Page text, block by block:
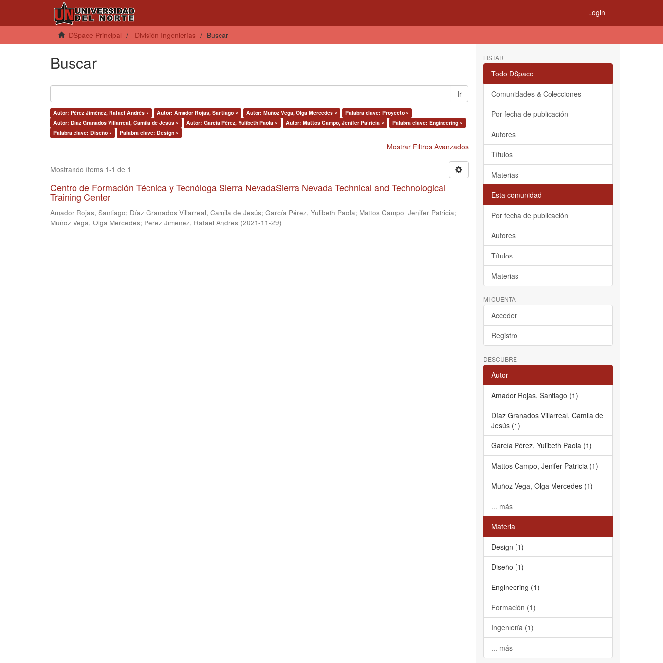
Login
DSpace Principal División Ingenierías Buscar
Buscar
Ir
Autor: Pérez Jiménez, Rafael Andrés × Autor: Amador Rojas, Santiago × Autor: Muñoz Vega, Olga Mercedes ×
Palabra clave: Proyecto ×
Autor: Díaz Granados Villarreal, Camila de Jesús ×
Autor: García Pérez, Yulibeth Paola × Autor: Mattos Campo, Jenifer Patricia ×
Palabra clave: Engineering ×
Palabra clave: Diseño ×
Palabra clave: Design ×
Mostrar Filtros Avanzados
Mostrando ítems 1-1 de 1
Centro de Formación Técnica y Tecnóloga Sierra NevadaSierra Nevada Technical and Technological
Training Center
Amador Rojas, Santiago; Díaz Granados Villarreal, Camila de Jesús; García Pérez, Yulibeth Paola; Mattos Campo, Jenifer Patricia;
Muñoz Vega, Olga Mercedes; Pérez Jiménez, Rafael Andrés (2021-11-29)
LISTAR
Todo DSpace
Comunidades & Colecciones
Por fecha de publicación
Autores
Títulos
Materias
Esta comunidad
Por fecha de publicación
Autores
Títulos
Materias
MI CUENTA
Acceder
Registro
DESCUBRE
Autor
Amador Rojas, Santiago (1)
Díaz Granados Villarreal, Camila de
Jesús (1)
García Pérez, Yulibeth Paola (1)
Mattos Campo, Jenifer Patricia (1)
Muñoz Vega, Olga Mercedes (1)
... más
Materia
Design (1)
Diseño (1)
Engineering (1)
Formación (1)
Ingeniería (1)
... más